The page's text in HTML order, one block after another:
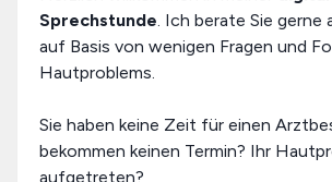
Sprechstunde. Ich berate Sie gerne
auf Basis von wenigen Fragen und
Hautproblems.
Sie haben keine Zeit für einen
bekommen keinen Termin? Ihr
aufgetreten?